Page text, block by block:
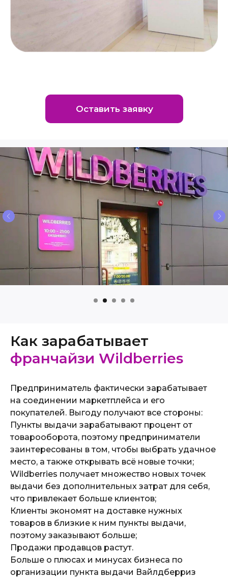
Оставить заявку
Как зарабатывает
франчайзи Wildberries
Предприниматель фактически зарабатывает
на соединении маркетплейса и его
покупателей. Выгоду получают все стороны:
Пункты выдачи зарабатывают процент от
товарооборота, поэтому предприниматели
заинтересованы в том, чтобы выбрать удачное
место, а также открывать всё новые точки;
Wildberries получает множество новых точек
выдачи без дополнительных затрат для себя,
что привлекает больше клиентов;
Клиенты экономят на доставке нужных
товаров в близкие к ним пункты выдачи,
поэтому заказывают больше;
Продажи продавцов растут.
Больше о плюсах и минусах бизнеса по
организации пункта выдачи Вайлдберриз